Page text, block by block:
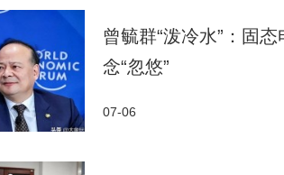
曾毓群“泼冷水”：固
念“忽悠”
07-06